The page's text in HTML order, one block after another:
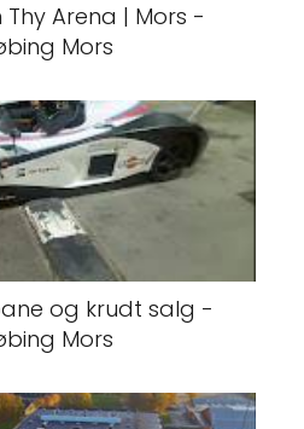
Arena | Mors -
Mors
og krudt salg -
Mors